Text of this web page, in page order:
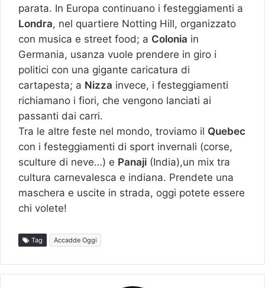
parata. In Europa continuano i festeggiamenti a
Londra, nel quartiere Notting Hill, organizzato
con musica e street food; a Colonia in
Germania, usanza vuole prendere in giro i
politici con una gigante caricatura di
cartapesta; a Nizza invece, i festeggiamenti
richiamano i fiori, che vengono lanciati ai
passanti dai carri.
Tra le altre feste nel mondo, troviamo il Quebec
con i festeggiamenti di sport invernali (corse,
sculture di neve…) e Panaji (India),un mix tra
cultura carnevalesca e indiana. Prendete una
maschera e uscite in strada, oggi potete essere
chi volete!
Tag Accadde Oggi